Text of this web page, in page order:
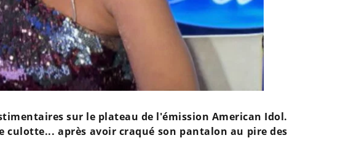
sur le plateau de l'émission American Idol.
culotte... après avoir craqué son pantalon au pire des